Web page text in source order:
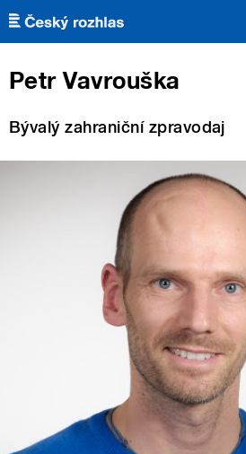
Přejít k hlavnímu obsahu
Petr Vavrouška
Bývalý zahraniční zpravodaj